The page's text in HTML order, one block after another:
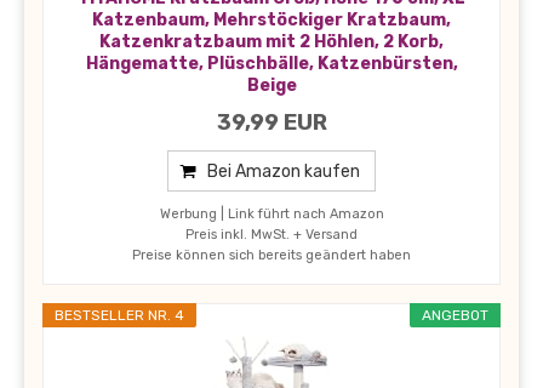
Katzenbaum, Mehrstöckiger Kratzbaum,
Katzenkratzbaum mit 2 Höhlen, 2 Korb,
Hängematte, Plüschbälle, Katzenbürsten,
Beige
39,99 EUR
Bei Amazon kaufen
Werbung | Link führt nach Amazon
Preis inkl. MwSt. + Versand
Preise können sich bereits geändert haben
ANGEBOT
BESTSELLER NR. 4